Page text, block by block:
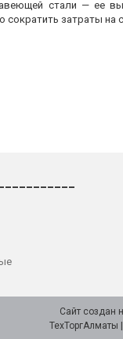
стали — ее
сократить затраты на
Сайт создан